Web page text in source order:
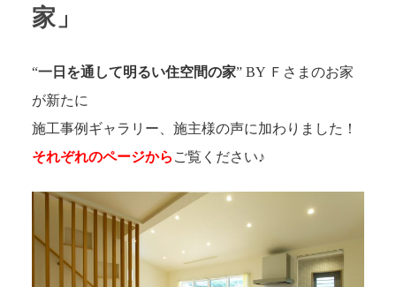
家」
“一日を通して明るい住空間の家” BY Ｆさまのお家
が新たに
施工事例ギャラリー、施主様の声に加わりました！
それぞれのページから ご覧ください♪